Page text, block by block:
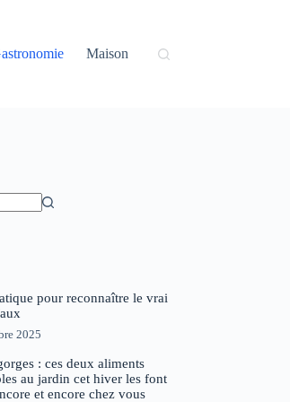
Maison
pour reconnaître le vrai
2025
: ces deux aliments
au jardin cet hiver les font
et encore chez vous